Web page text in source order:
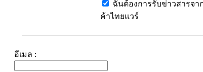
ฉันต้องการรับข่าวสารจา
ค้าไทยแวร์
อีเมล :